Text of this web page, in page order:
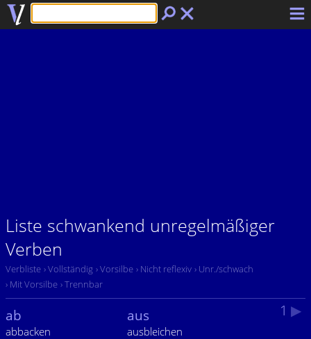
Liste schwankend unregelmäßiger
Verben
Verbliste › Vollständig › Vorsilbe › Nicht reflexiv › Unr./schwach
› Mit Vorsilbe › Trennbar
1 ▶
ab
abbacken
aus
ausbleichen